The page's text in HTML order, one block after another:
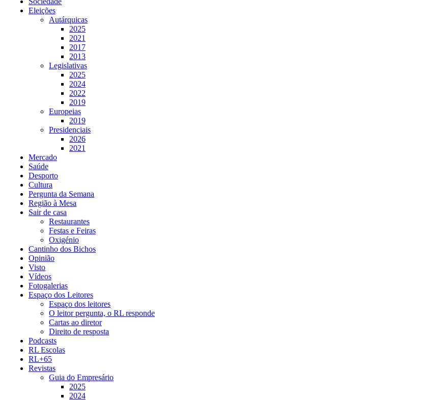
Eleições
Autárquicas
2025
2021
2017
2013
Legislativas
2025
2024
2022
2019
Europeias
2019
Presidenciais
2026
2021
Mercado
Saúde
Desporto
Cultura
Pergunta da Semana
Região à Mesa
Sair de casa
Restaurantes
Festas e Feiras
Oxigénio
Cantinho dos Bichos
Opinião
Visto
Vídeos
Fotogalerias
Espaço dos Leitores
Espaço dos leitores
O leitor pergunta, o RL responde
Cartas ao diretor
Direito de resposta
Podcasts
RL Escolas
RL+65
Revistas
Guia do Empresário
2025
2024